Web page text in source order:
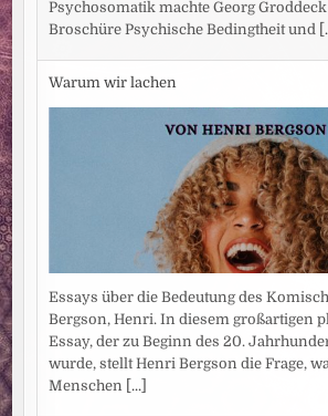
Psychosomatik machte Georg Groddeck
Broschüre Psychische Bedingtheit und
Warum wir lachen
Essays über die Bedeutung des
Bergson, Henri. In diesem großartigen
Essay, der zu Beginn des 20.
wurde, stellt Henri Bergson die Frage,
Menschen [...]